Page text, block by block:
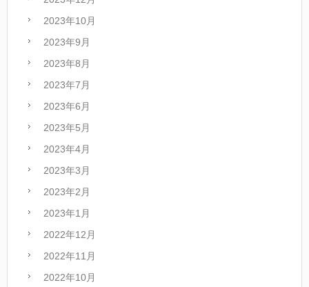
2023年10月
2023年9月
2023年8月
2023年7月
2023年6月
2023年5月
2023年4月
2023年3月
2023年2月
2023年1月
2022年12月
2022年11月
2022年10月